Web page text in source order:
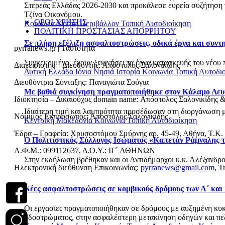
Στερεάς Ελλάδας 2026-2030 και προκάλεσε ευρεία συζήτηση
Τζίνα Οικονόμου.
ΚοινωνίαΚρήτηΠεριβάλλον Τοπική Αυτοδιοίκηση
Σε πλήρη εξέλιξη ασφαλτοστρώσεις, οδικά έργα και
Συγκεκριμένα, έχουν ξεκινήσει τα έργα κατασκευής του
Δυτική Ελλάδα Ιόνια Νησιά Ιστορία Κοινωνία Τοπική
Με βαθιά συγκίνηση πραγματοποιήθηκε στον Κάλαμο
Ιδιαίτερη τιμή και λαμπρότητα προσέδωσαν στη διοργάνωση
Κεντρική ΜακεδονίαΚοινωνίαΤοπική Αυτοδιοίκηση
Ο Πολιτιστικός Σύλλογος Ισώματος «Καπετάν Ράμναλης
Στην εκδήλωση βρέθηκαν και οι Αντιδήμαρχοι κ.κ.
Νέες ασφαλτοστρώσεις σε κομβικούς δρόμους των Α΄
Οι εργασίες πραγματοποιήθηκαν σε δρόμους με αυξημένη
οδοστρώματος, στην ασφαλέστερη μετακίνηση οδηγών και
ΟΡΟΙ ΧΡΗΣΗΣ
ΠΟΛΙΤΙΚΗ ΠΡΟΣΤΑΣΙΑΣ ΑΠΟΡΡΗΤΟΥ
pyrranews.gr | Ταυτότητα
Διαχειριστής – Διευθυντής: Απόστολος Σαλονικίδης
Διευθύντρια Σύνταξης: Παναγιώτα Σούγια
Ιδιοκτησία – Δικαιούχος domain name: Απόστολος
Νόμιμος Εκπρόσωπος: Απόστολος Σαλονικίδης
Έδρα – Γραφεία: Χρυσοστόμου Σμύρνης αρ. 45-49, Αθήνα, Τ.Κ.
Α.Φ.Μ.: 099112637, Δ.Ο.Υ.: ΙΓ΄ ΑΘΗΝΩΝ
Ηλεκτρονική διεύθυνση Επικοινωνίας: pyrranews@gmail.com,